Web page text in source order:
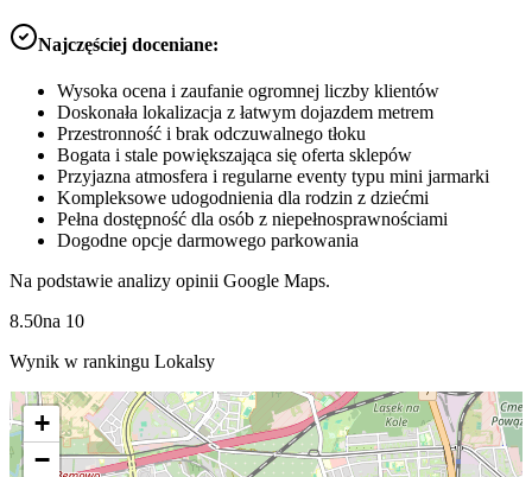
Najczęściej doceniane:
Wysoka ocena i zaufanie ogromnej liczby klientów
Doskonała lokalizacja z łatwym dojazdem metrem
Przestronność i brak odczuwalnego tłoku
Bogata i stale powiększająca się oferta sklepów
Przyjazna atmosfera i regularne eventy typu mini jarmarki
Kompleksowe udogodnienia dla rodzin z dziećmi
Pełna dostępność dla osób z niepełnosprawnościami
Dogodne opcje darmowego parkowania
Na podstawie analizy opinii Google Maps.
8.50na 10
Wynik w rankingu Lokalsy
+
−